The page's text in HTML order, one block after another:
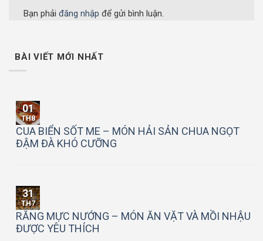
Bạn phải đăng nhập để gửi bình luận.
BÀI VIẾT MỚI NHẤT
01
TH8
CUA BIỂN SỐT ME – MÓN HẢI SẢN CHUA NGỌT
ĐẬM ĐÀ KHÓ CƯỠNG
31
TH7
RĂNG MỰC NƯỚNG – MÓN ĂN VẶT VÀ MỒI NHẬU
ĐƯỢC YÊU THÍCH